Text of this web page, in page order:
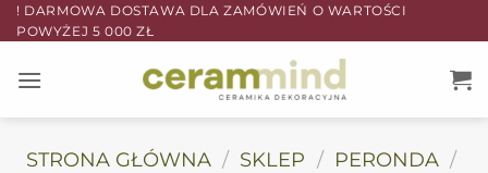
Przewiń
do
! DARMOWA DOSTAWA DLA ZAMÓWIEŃ O WARTOŚCI
POWYŻEJ 5 000 ZŁ
STRONA GŁÓWNA / SKLEP / PERONDA /